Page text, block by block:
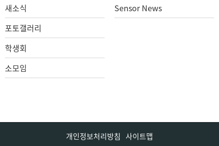
새소식
포토갤러리
학생회
소모임
Sensor News
개인정보처리방침 사이트맵